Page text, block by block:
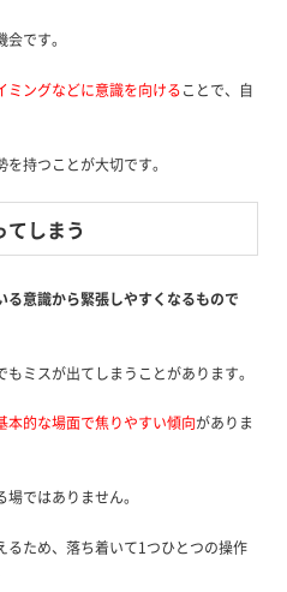
です。
ミングなどに意識を向けることで、自
持つことが大切です。
しまう
意識から緊張しやすくなるもので
ミスが出てしまうことがあります。
本的な場面で焦りやすい傾向がありま
ではありません。
るため、落ち着いて1つひとつの操作